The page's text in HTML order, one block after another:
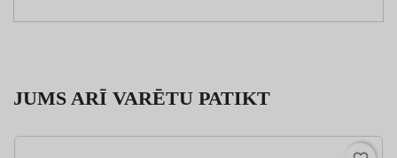
JUMS ARĪ VARĒTU PATIKT